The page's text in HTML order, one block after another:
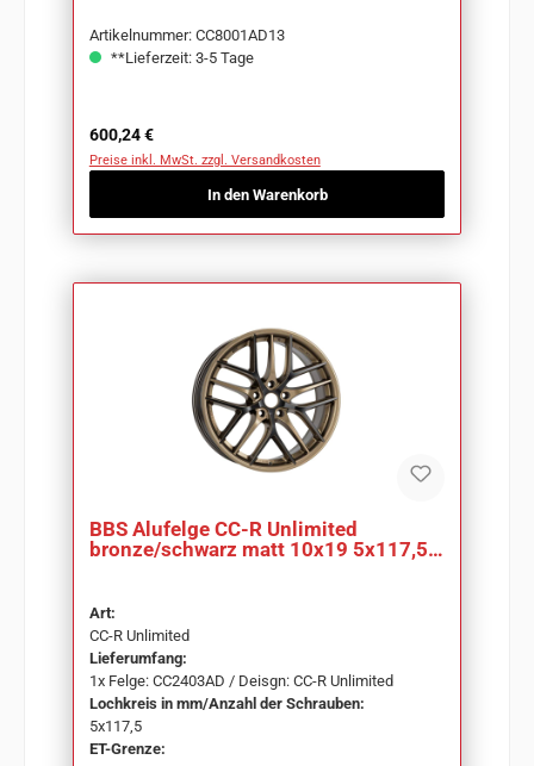
Artikelnummer: CC8001AD13
**Lieferzeit: 3-5 Tage
Regulärer Preis:
600,24 €
Preise inkl. MwSt. zzgl. Versandkosten
In den Warenkorb
BBS Alufelge CC-R Unlimited
bronze/schwarz matt 10x19 5x117,5
Art:
CC-R Unlimited
Lieferumfang:
1x Felge: CC2403AD / Deisgn: CC-R Unlimited
Lochkreis in mm/Anzahl der Schrauben:
5x117,5
ET-Grenze: